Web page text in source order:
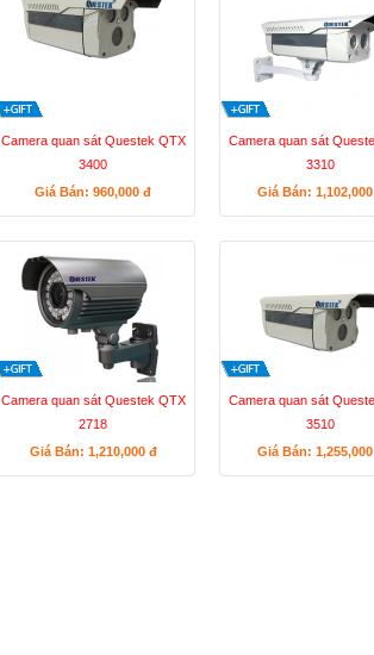
Camera quan sát Questek QTX
3400
Giá Bán: 960,000đ
Camera quan sát
3310
Giá Bán: 1,102,000
Camera quan sát Questek QTX
2718
Giá Bán: 1,210,000 đ
Camera quan sát
3510
Giá Bán: 1,255,000